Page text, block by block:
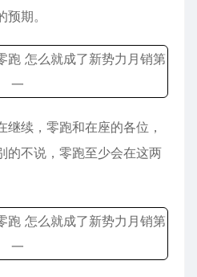
期。
续，零跑和在座的各位，
的不说，零跑至少会在这两